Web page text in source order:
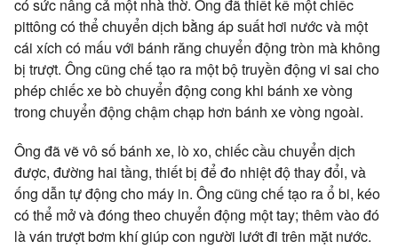
có sức nâng cả một nhà thờ. Ông đã thiết kế một chiếc
pittông có thể chuyển dịch bằng áp suất hơi nước và một
cái xích có mấu với bánh răng chuyển động tròn mà không
bị trượt. Ông cũng chế tạo ra một bộ truyền động vi sai cho
phép chiếc xe bò chuyển động cong khi bánh xe vòng
trong chuyển động chậm chạp hơn bánh xe vòng ngoài.
Ông đã vẽ vô số bánh xe, lò xo, chiếc cầu chuyển dịch
được, đường hai tầng, thiết bị để đo nhiệt độ thay đổi, và
ống dẫn tự động cho máy in. Ông cũng chế tạo ra ổ bi, kéo
có thể mở và đóng theo chuyển động một tay; thêm vào đó
là ván trượt bơm khí giúp con người lướt đi trên mặt nước.